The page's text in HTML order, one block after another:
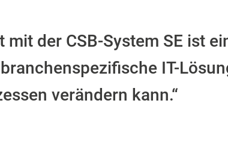
der CSB-System SE ist
IT-
verändern kann.“